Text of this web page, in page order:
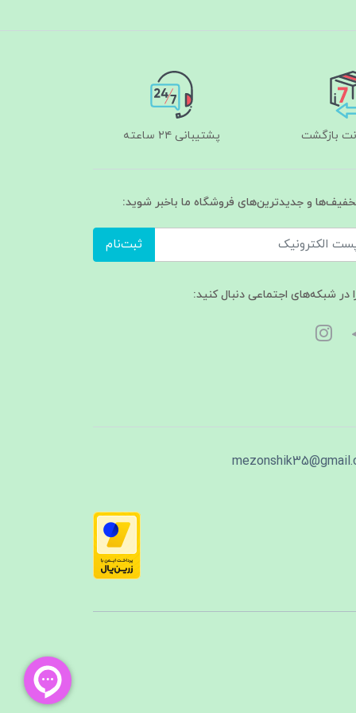
پشتیبانی ۲۴ ساعته
و جدیدترین‌های فروشگاه ما باخبر شوید:
ثبت‌نام
در شبکه‌های اجتماعی دنبال کنید: